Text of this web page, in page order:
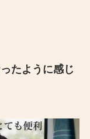
たように感じ